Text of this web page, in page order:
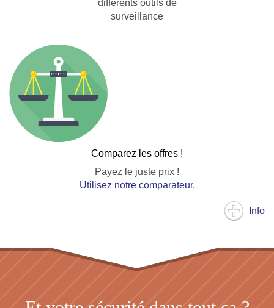
différents outils de
surveillance
Comparez les offres !
Payez le juste prix !
Utilisez notre comparateur.
Info